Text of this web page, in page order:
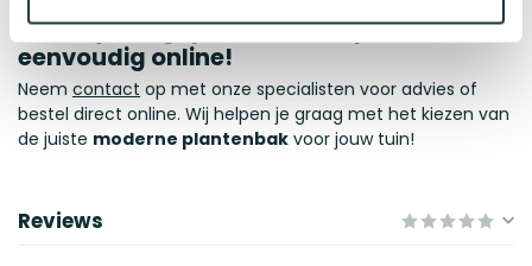
Bestel jouw gepoedercoate plantenbak
eenvoudig online!
Neem contact op met onze specialisten voor advies of
bestel direct online. Wij helpen je graag met het kiezen van
de juiste moderne plantenbak voor jouw tuin!
Reviews